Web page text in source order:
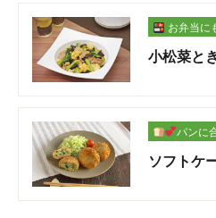
お弁当に
小松菜と
パンに
ソフトケ